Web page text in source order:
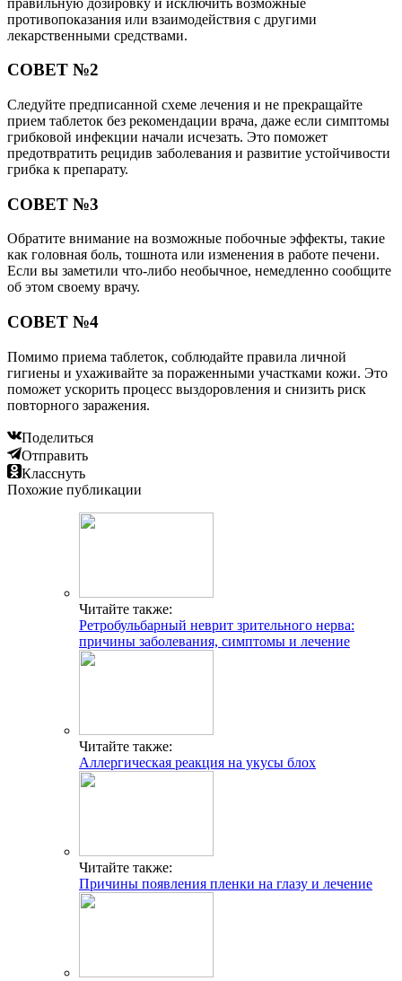
противопоказания или взаимодействия с другими
лекарственными средствами.
СОВЕТ №2
Следуйте предписанной схеме лечения и не прекращайте
прием таблеток без рекомендации врача, даже если симптомы
грибковой инфекции начали исчезать. Это поможет
предотвратить рецидив заболевания и развитие устойчивости
грибка к препарату.
СОВЕТ №3
Обратите внимание на возможные побочные эффекты, такие
как головная боль, тошнота или изменения в работе печени.
Если вы заметили что-либо необычное, немедленно сообщите
об этом своему врачу.
СОВЕТ №4
Помимо приема таблеток, соблюдайте правила личной
гигиены и ухаживайте за пораженными участками кожи. Это
поможет ускорить процесс выздоровления и снизить риск
повторного заражения.
Поделиться
Отправить
Класснуть
Похожие публикации
Читайте также:
Ретробульбарный неврит зрительного нерва:
причины заболевания, симптомы и лечение
Читайте также:
Аллергическая реакция на укусы блох
Читайте также:
Причины появления пленки на глазу и лечение